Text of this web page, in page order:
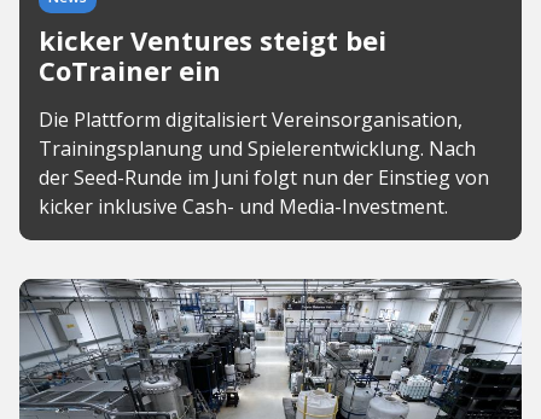
kicker Ventures steigt bei
CoTrainer ein
Die Plattform digitalisiert Vereinsorganisation,
Trainingsplanung und Spielerentwicklung. Nach
der Seed-Runde im Juni folgt nun der Einstieg von
kicker inklusive Cash- und Media-Investment.